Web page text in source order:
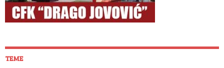
TEME